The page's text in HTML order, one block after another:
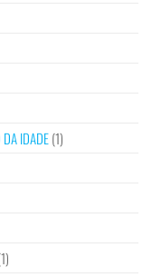
IDADE(1)